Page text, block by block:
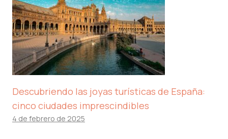
Descubriendo las joyas turísticas de España:
cinco ciudades imprescindibles
4 de febrero de 2025